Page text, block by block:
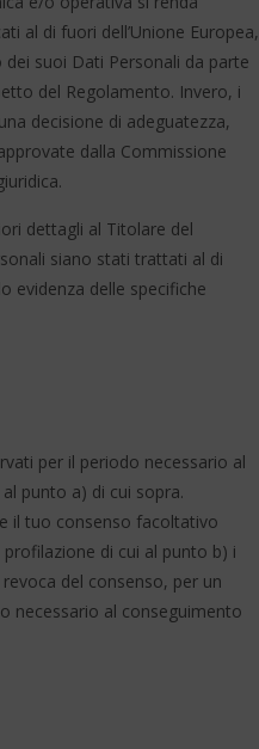
al di fuori dell’Unione Europea,
dei suoi Dati Personali da parte
del Regolamento. Invero, i
decisione di adeguatezza,
dalla Commissione
dettagli al Titolare del
siano stati trattati al di
evidenza delle specifiche
per il periodo necessario al
punto a) di cui sopra.
il tuo consenso facoltativo
di cui al punto b) i
del consenso, per un
necessario al conseguimento